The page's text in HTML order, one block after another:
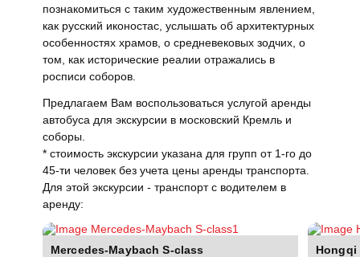
познакомиться с таким художественным явлением,
как русский иконостас, услышать об архитектурных
особенностях храмов, о средневековых зодчих, о
том, как исторические реалии отражались в
росписи соборов.
Предлагаем Вам воспользоваться услугой аренды
автобуса для экскурсии в московский Кремль и
соборы.
* стоимость экскурсии указана для групп от 1-го до
45-ти человек без учета цены аренды транспорта.
Для этой экскурсии - транспорт с водителем в
аренду:
Mercedes-Maybach S-class Hongqi